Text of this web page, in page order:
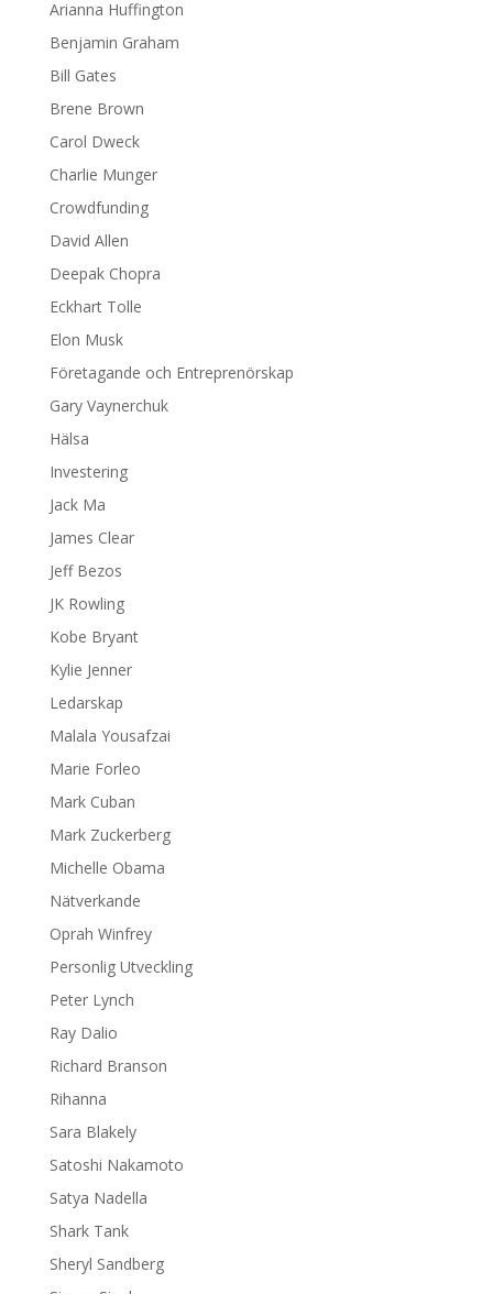
Arianna Huffington
Benjamin Graham
Bill Gates
Brene Brown
Carol Dweck
Charlie Munger
Crowdfunding
David Allen
Deepak Chopra
Eckhart Tolle
Elon Musk
Företagande och Entreprenörskap
Gary Vaynerchuk
Hälsa
Investering
Jack Ma
James Clear
Jeff Bezos
JK Rowling
Kobe Bryant
Kylie Jenner
Ledarskap
Malala Yousafzai
Marie Forleo
Mark Cuban
Mark Zuckerberg
Michelle Obama
Nätverkande
Oprah Winfrey
Personlig Utveckling
Peter Lynch
Ray Dalio
Richard Branson
Rihanna
Sara Blakely
Satoshi Nakamoto
Satya Nadella
Shark Tank
Sheryl Sandberg